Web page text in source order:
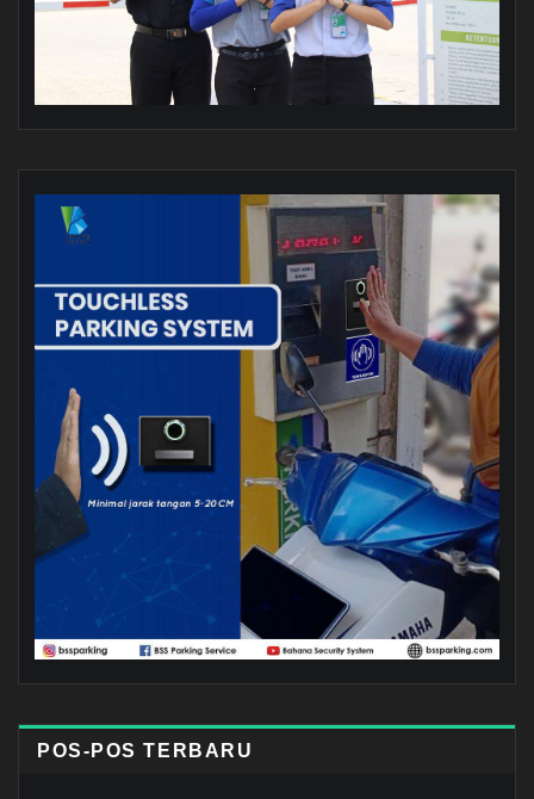
POS-POS TERBARU